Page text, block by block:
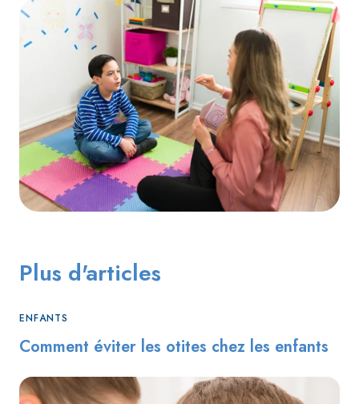
Plus d'articles
ENFANTS
Comment éviter les otites chez les enfants